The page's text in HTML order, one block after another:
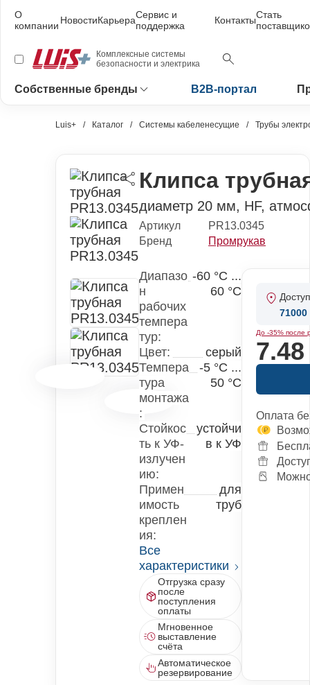
О
компании НовостиКарьераСервис и
поддержка
КонтактыСтать
Комплексные системы
безопасности и электрика
Собственные бренды B2B-портал
Luis+ Каталог Системы кабеленесущие Трубы
Клипса
диаметр 20 мм, HF,
Артикул
PR13.0345
Бренд
Промрукав
Диапазо
н
рабочих
темпера
тур:
-60 °С ...
60 °С
Цвет:
серый
Темпера
тура
монтажа
:
-5 °С ...
50 °С
Стойкос
ть к УФ-
излучен
ию:
устойчи
в к УФ
Примен
имость
креплен
ия:
для
труб
Все
характеристики
Отгрузка сразу
после
поступления
оплаты
Мгновенное
выставление
счёта
Автоматическое
резервирование
До -35% после
Оплата
Можно